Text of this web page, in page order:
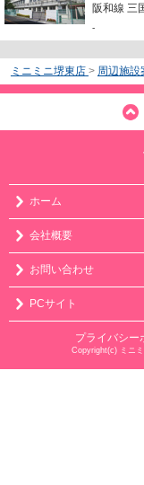
阪和線 三
-
ミニミニ堺東店 > 周辺施設
ホーム
会社概要
お問い合わせ
PCサイト
プライバシー
Copyright(c) ミニ